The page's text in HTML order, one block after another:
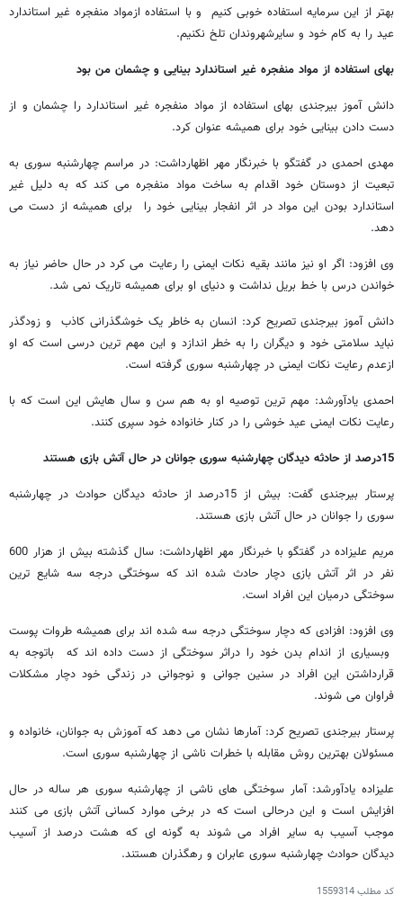
بهتر از این سرمایه استفاده خوبی کنیم و با استفاده ازمواد منفجره غیر استاندارد
عید را به کام خود و سایرشهروندان تلخ نکنیم.
بهای استفاده از مواد منفجره غیر استاندارد بینایی و چشمان من بود
دانش آموز بیرجندی بهای استفاده از مواد منفجره غیر استاندارد را چشمان و از
دست دادن بینایی خود برای همیشه عنوان کرد.
مهدی احمدی در گفتگو با خبرنگار مهر اظهارداشت: در مراسم چهارشنبه سوری به
تبعیت از دوستان خود اقدام به ساخت مواد منفجره می کند که به دلیل غیر
استاندارد بودن این مواد در اثر انفجار بینایی خود را برای همیشه از دست می
دهد.
وی افزود: اگر او نیز مانند بقیه نکات ایمنی را رعایت می کرد در حال حاضر نیاز به
خواندن درس با خط بریل نداشت و دنیای او برای همیشه تاریک نمی شد.
دانش آموز بیرجندی تصریح کرد: انسان به خاطر یک خوشگذرانی کاذب و زودگذر
نباید سلامتی خود و دیگران را به خطر اندازد و این مهم ترین درسی است که او
ازعدم رعایت نکات ایمنی در چهارشنبه سوری گرفته است.
احمدی یادآورشد: مهم ترین توصیه او به هم سن و سال هایش این است که با
رعایت نکات ایمنی عید خوشی را در کنار خانواده خود سپری کنند.
15درصد از حادثه دیدگان چهارشنبه سوری جوانان در حال آتش بازی هستند
پرستار بیرجندی گفت: بیش از 15درصد از حادثه دیدگان حوادث در چهارشنبه
سوری را جوانان در حال آتش بازی هستند.
مریم علیزاده در گفتگو با خبرنگار مهر اظهارداشت: سال گذشته بیش از هزار 600
نفر در اثر آتش بازی دچار حادث شده اند که سوختگی درجه سه شایع ترین
سوختگی درمیان این افراد است.
وی افزود: افزادی که دچار سوختگی درجه سه شده اند برای همیشه طروات پوست
وبسیاری از اندام بدن خود را دراثر سوختگی از دست داده اند که باتوجه به
قرارداشتن این افراد در سنین جوانی و نوجوانی در زندگی خود دچار مشکلات
فراوان می شوند.
پرستار بیرجندی تصریح کرد: آمارها نشان می دهد که آموزش به جوانان، خانواده و
مسئولان بهترین روش مقابله با خطرات ناشی از چهارشنبه سوری است.
علیزاده یادآورشد: آمار سوختگی های ناشی از چهارشنبه سوری هر ساله در حال
افزایش است و این درحالی است که در برخی موارد کسانی آتش بازی می کنند
موجب آسیب به سایر افراد می شوند به گونه ای که هشت درصد از آسیب
دیدگان حوادث چهارشنبه سوری عابران و رهگذران هستند.
کد مطلب1559314